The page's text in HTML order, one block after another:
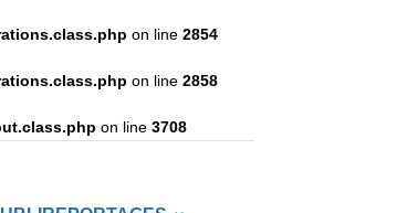
on line 2854
on line 2858
on line 3708